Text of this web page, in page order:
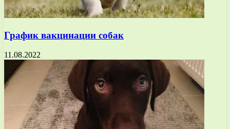
График вакцинации собак
11.08.2022